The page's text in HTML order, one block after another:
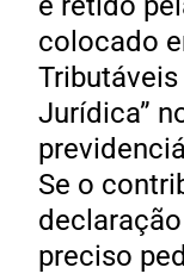
colocado
Jurídica”
Se o
preciso